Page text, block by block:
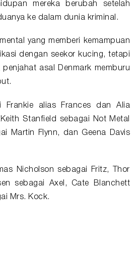
mereka berubah setelah
ke dalam dunia kriminal.
yang memberi kemampuan
dengan seekor kucing, tetapi
asal Denmark memburu
alias Frances dan Alia
Stanfield sebagai Not Metal
Martin Flynn, dan Geena Davis
Nicholson sebagai Fritz, Thor
sebagai Axel, Cate Blanchett
Mrs. Kock.